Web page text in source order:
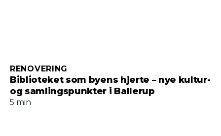
Biblioteket som byens hjerte – nye kultur-
og samlingspunkter i Ballerup
RENOVERING
5 min